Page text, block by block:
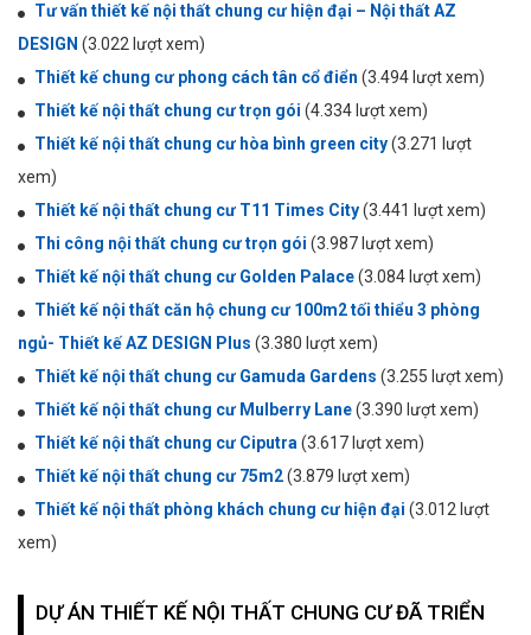
Tư vấn thiết kế nội thất chung cư hiện đại – Nội thất AZ
DESIGN (3.022 lượt xem)
Thiết kế chung cư phong cách tân cổ điển (3.494 lượt xem)
Thiết kế nội thất chung cư trọn gói (4.334 lượt xem)
Thiết kế nội thất chung cư hòa bình green city(3.271 lượt
xem)
Thiết kế nội thất chung cư T11 Times City(3.441 lượt xem)
Thi công nội thất chung cư trọn gói (3.987 lượt xem)
Thiết kế nội thất chung cư Golden Palace(3.084 lượt xem)
Thiết kế nội thất căn hộ chung cư 100m2 tối thiểu 3 phòng
ngủ- Thiết kế AZ DESIGN Plus (3.380 lượt xem)
Thiết kế nội thất chung cư Gamuda Gardens (3.255 lượt xem)
Thiết kế nội thất chung cư Mulberry Lane(3.390 lượt xem)
Thiết kế nội thất chung cư Ciputra (3.617 lượt xem)
Thiết kế nội thất chung cư 75m2(3.879 lượt xem)
Thiết kế nội thất phòng khách chung cư hiện đại (3.012 lượt
xem)
DỰ ÁN THIẾT KẾ NỘI THẤT CHUNG CƯ ĐÃ TRIỂN